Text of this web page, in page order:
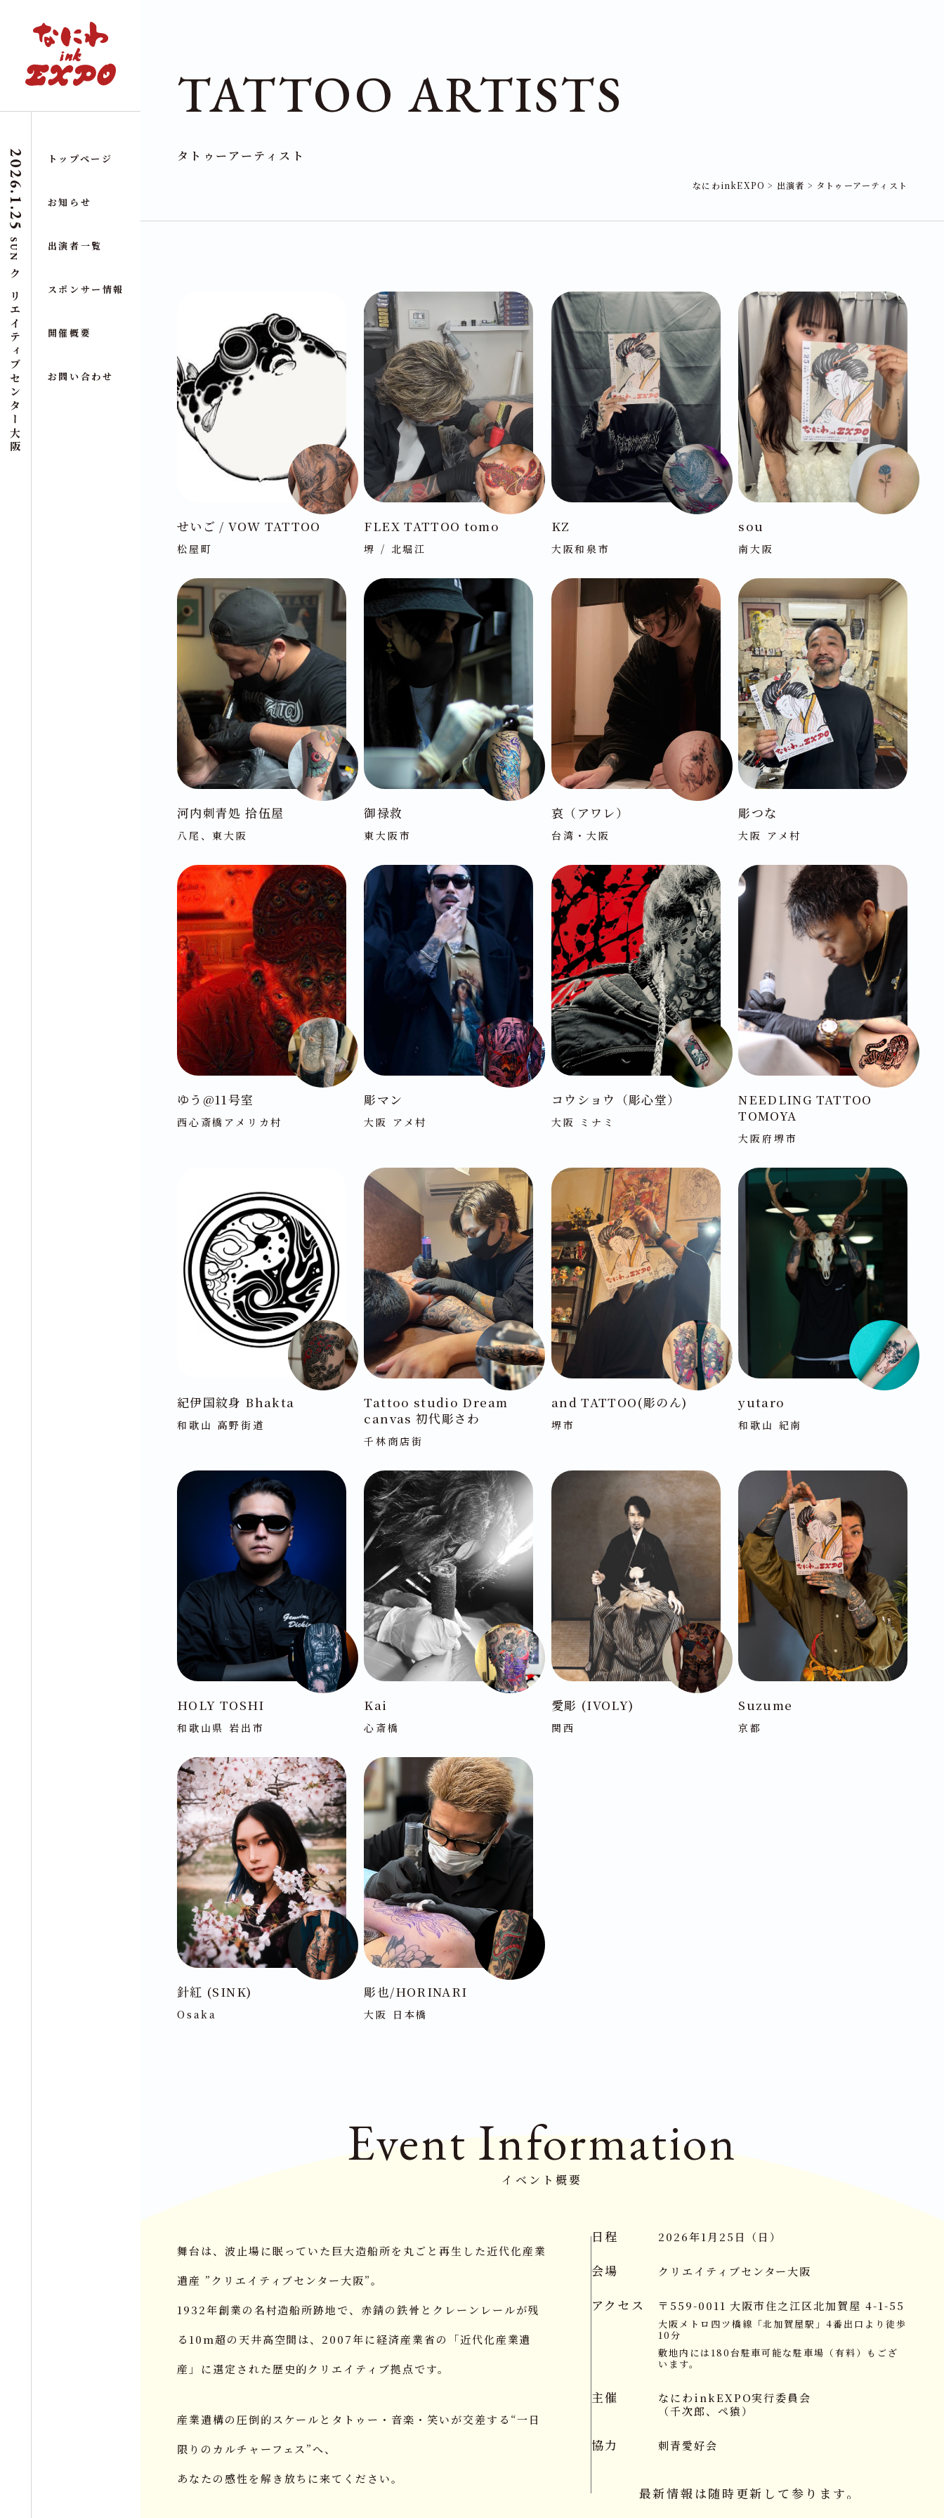
2026.1.25
SUN
クリエイティブセンター大阪
トップページ
お知らせ
出演者一覧
スポンサー情報
開催概要
お問い合わせ
TATTOO ARTISTS
タトゥーアーティスト
なにわinkEXPO > 出演者 > タトゥーアーティスト
せいご / VOW TATTOO
松屋町
FLEX TATTOO tomo
堺 / 北堀江
KZ
大阪和泉市
sou
南大阪
河内刺青処 拾伍屋
八尾、東大阪
御禄救
東大阪市
哀（アワレ）
台湾・大阪
彫つな
大阪 アメ村
ゆう@11号室
西心斎橋アメリカ村
彫マン
大阪 アメ村
コウショウ（彫心堂）
大阪 ミナミ
NEEDLING TATTOO
TOMOYA
大阪府堺市
紀伊国紋身 Bhakta
和歌山 高野街道
Tattoo studio Dream
canvas 初代彫さわ
千林商店街
and TATTOO(彫のん)
堺市
yutaro
和歌山 紀南
HOLY TOSHI
和歌山県 岩出市
Kai
心斎橋
愛彫 (IVOLY)
関西
Suzume
京都
針紅 (SINK)
Osaka
彫也/HORINARI
大阪 日本橋
Event Information
イベント概要
舞台は、波止場に眠っていた巨大造船所を丸ごと再生した近代化産業
遺産 ”クリエイティブセンター大阪”。
1932年創業の名村造船所跡地で、赤錆の鉄骨とクレーンレールが残
る10m超の天井高空間は、2007年に経済産業省の「近代化産業遺
産」に選定された歴史的クリエイティブ拠点です。
産業遺構の圧倒的スケールとタトゥー・音楽・笑いが交差する“一日
限りのカルチャーフェス”へ、
あなたの感性を解き放ちに来てください。
日程 2026年1月25日（日）
会場 クリエイティブセンター大阪
アクセス 〒559-0011 大阪市住之江区北加賀屋 4-1-55
大阪メトロ四ツ橋線「北加賀屋駅」4番出口より徒歩
10分
敷地内には180台駐車可能な駐車場（有料）もござ
います。
主催
なにわinkEXPO実行委員会
（千次郎、ペ猿）
協力 刺青愛好会
最新情報は随時更新して参ります。